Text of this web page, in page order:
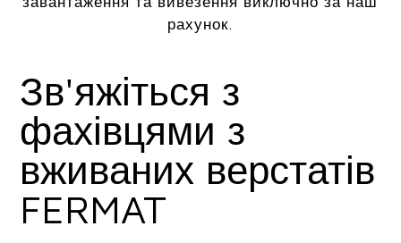
рахунок.
Зв'яжіться з
фахівцями з
вживаних верстатів
FERMAT